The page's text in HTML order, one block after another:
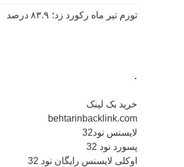
تورم تیر ماه رکورد زد؛ ۸۳.۹ درصد
.
خرید بک لینک
behtarinbacklink.com
لایسنس نود32
پسورد نود 32
اوکلی لایسنس رایگان نود 32